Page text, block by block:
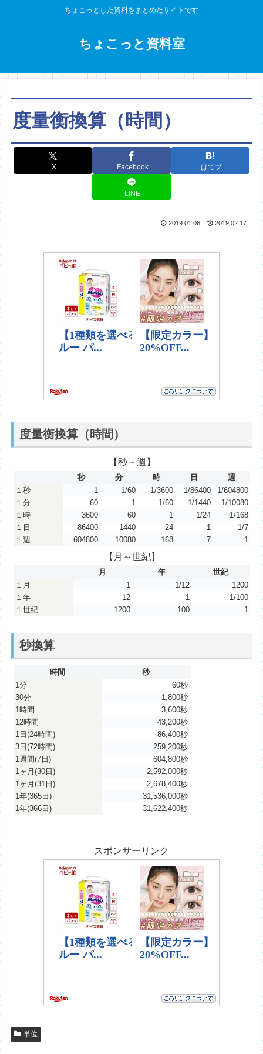
ちょこっとした資料をまとめたサイトです
ちょこっと資料室
度量衡換算（時間）
X Facebook はてブ
LINE
2019.01.06 2019.02.17
度量衡換算（時間）
【秒～週】
秒 分 時 日
週
１秒
1 1/60 1/3600 1/86400
1/604800
１分
60 1 1/60 1/1440
1/10080
１時
3600 60 1 1/24
1/168
１日
86400 1440 24 1
1/7
１週
604800 10080 168 7 1
【月～世紀】
月 年
世紀
１月
1 1/12
1200
１年
12 1
1/100
１世紀
1200 100 1
秒換算
時間
秒
1分
60秒
30分
1,800秒
1時間
3,600秒
12時間
43,200秒
1日(24時間)
86,400秒
3日(72時間)
259,200秒
1週間(7日)
604,800秒
1ヶ月(30日)
2,592,000秒
1ヶ月(31日)
2,678,400秒
1年(365日)
31,536,000秒
1年(366日)
31,622,400秒
スポンサーリンク
単位